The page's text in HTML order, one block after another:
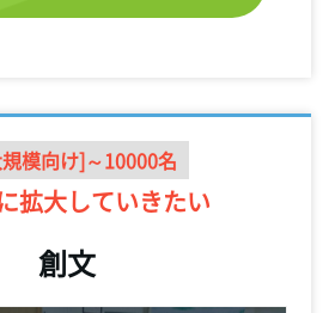
模向け]～10000名
拡大していきたい
創文